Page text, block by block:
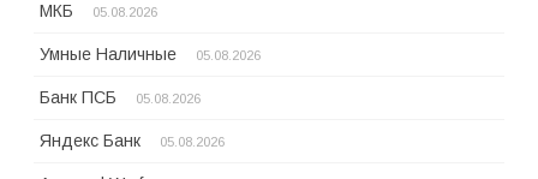
МКБ 05.08.2026
Умные Наличные 05.08.2026
Банк ПСБ 05.08.2026
Яндекс Банк 05.08.2026